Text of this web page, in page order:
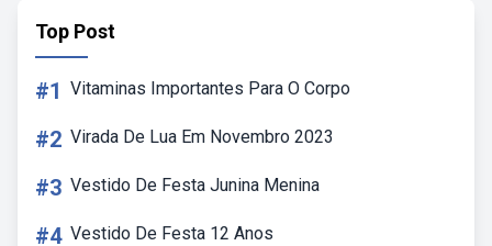
Top Post
#1 Vitaminas Importantes Para O Corpo
#2 Virada De Lua Em Novembro 2023
#3 Vestido De Festa Junina Menina
#4 Vestido De Festa 12 Anos